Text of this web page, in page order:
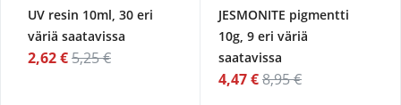
UV resin 10ml, 30 eri
väriä saatavissa
2,62 €5,25 €
JESMONITE pigmentti
10g, 9 eri väriä
saatavissa
4,47 €8,95 €